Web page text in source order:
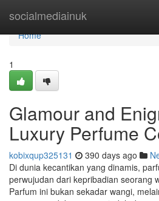
socialmediainuk
Home
Home
1
Glamour and
Luxury Perfume
kobixqup325131 390 days ago
Di dunia kecantikan yang dinamis,
perwujudan dari kepribadian seorang
Parfum ini bukan sekadar wangi,